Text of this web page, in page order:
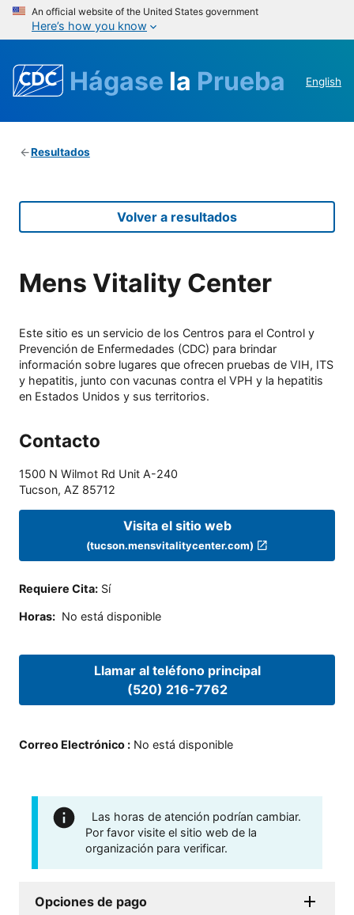
An official website of the United States government
Here’s how you know
Hágase la Prueba English
Resultados
Volver a resultados
Mens Vitality Center
Este sitio es un servicio de los Centros para el Control y
Prevención de Enfermedades (CDC) para brindar
información sobre lugares que ofrecen pruebas de VIH, ITS
y hepatitis, junto con vacunas contra el VPH y la hepatitis
en Estados Unidos y sus territorios.
Contacto
1500 N Wilmot Rd Unit A-240
Tucson, AZ 85712
Visita el sitio web
(tucson.mensvitalitycenter.com)
Requiere Cita: Sí
Horas: No está disponible
Llamar al teléfono principal
(520) 216-7762
Correo Electrónico : No está disponible
Las horas de atención podrían cambiar.
Por favor visite el sitio web de la
organización para verificar.
Opciones de pago